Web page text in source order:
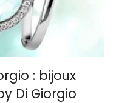
: bijoux
Di Giorgio